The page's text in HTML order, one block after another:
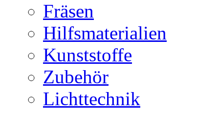
Fräsen
Hilfsmaterialien
Kunststoffe
Zubehör
Lichttechnik